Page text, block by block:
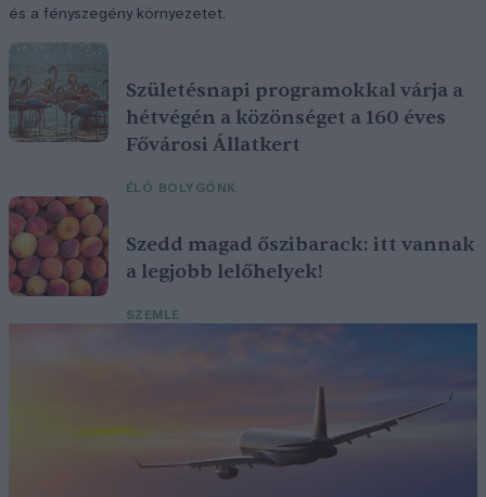
és a fényszegény környezetet.
Születésnapi programokkal várja a
hétvégén a közönséget a 160 éves
Fővárosi Állatkert
ÉLŐ BOLYGÓNK
Szedd magad őszibarack: itt vannak
a legjobb lelőhelyek!
SZEMLE